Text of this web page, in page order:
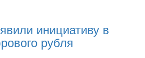
инициативу в
рубля